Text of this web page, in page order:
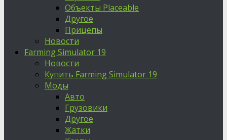
Объекты Placeable
Другое
Прицепы
Новости
Farming Simulator 19
Новости
Купить Farming Simulator 19
Моды
Авто
Грузовики
Другое
Жатки